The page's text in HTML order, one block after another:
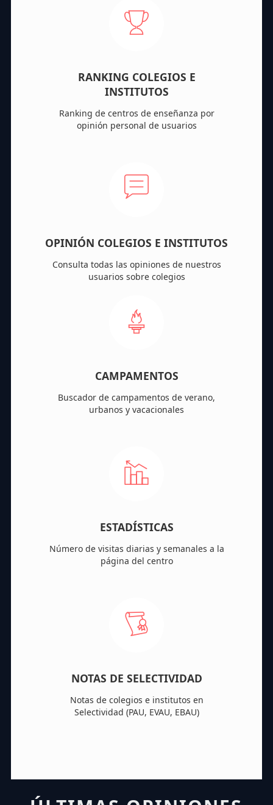
RANKING COLEGIOS E
INSTITUTOS
Ranking de centros de enseñanza por
opinión personal de usuarios
OPINIÓN COLEGIOS E INSTITUTOS
Consulta todas las opiniones de nuestros
usuarios sobre colegios
CAMPAMENTOS
Buscador de campamentos de verano,
urbanos y vacacionales
ESTADÍSTICAS
Número de visitas diarias y semanales a la
página del centro
NOTAS DE SELECTIVIDAD
Notas de colegios e institutos en
Selectividad (PAU, EVAU, EBAU)